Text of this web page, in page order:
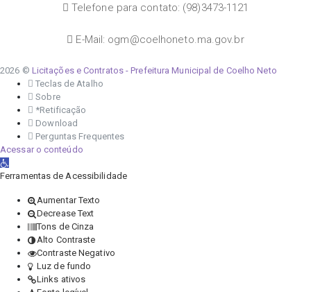
Telefone para contato: (98)3473-1121
E-Mail: ogm@coelhoneto.ma.gov.br
2026 © Licitações e Contratos - Prefeitura Municipal de Coelho Neto
Teclas de Atalho
Sobre
*Retificação
Download
Perguntas Frequentes
Acessar o conteúdo
Abrir a barra de ferramentas
Ferramentas de Acessibilidade
Aumentar Texto
Decrease Text
Tons de Cinza
Alto Contraste
Contraste Negativo
Luz de fundo
Links ativos